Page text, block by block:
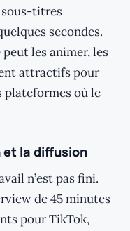
titres
secondes.
peut les animer, les
attractifs pour
plateformes où le
et la diffusion
n’est pas fini.
de 45 minutes
pour TikTok,